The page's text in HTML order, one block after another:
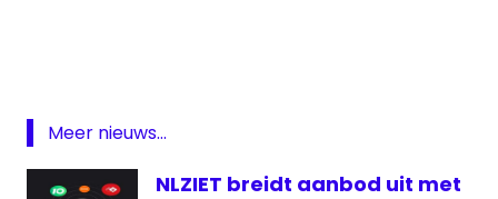
Radio
Meer nieuws...
NLZIET breidt aanbod uit met